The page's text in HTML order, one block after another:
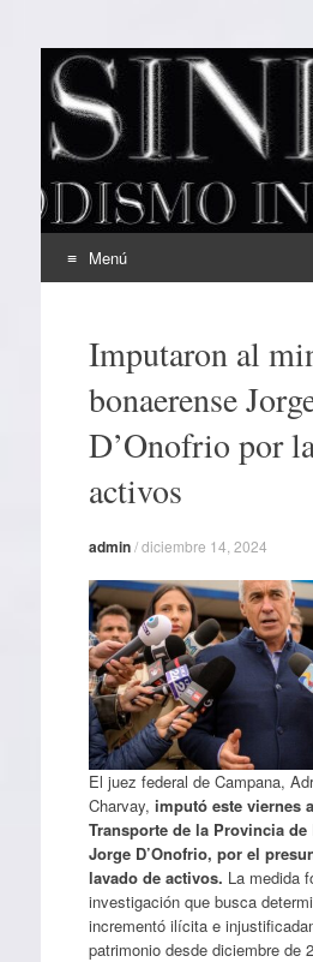
EL
Periodismo Inteligente
Menú
contenidoImputaron al
bonaerense
D’Onofrio por
activos
admin/diciembre 14, 2024
El juez federal de Campana,
Charvay, imputó este viernes
Transporte de la Provincia de
Jorge D’Onofrio, por el
lavado de activos. La medida
investigación que busca
incrementó ilícita e
patrimonio desde diciembre de